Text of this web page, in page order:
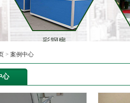
> 案例中心
心